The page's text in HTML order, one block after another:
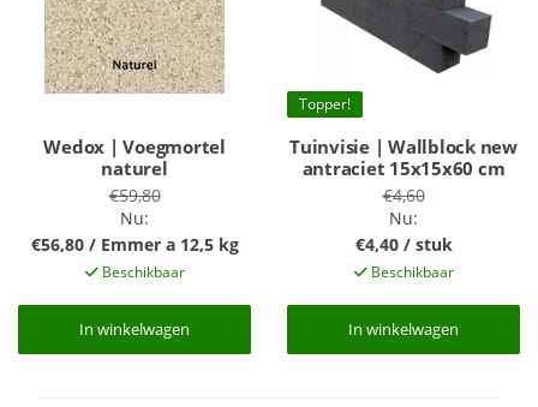
Wedox | Voegmortel
naturel
€59,80
Nu:
€56,80 / Emmer a 12,5 kg
Beschikbaar
In winkelwagen
In winkelwagen
Topper!
Tuinvisie | Wallblock new
antraciet 15x15x60 cm
€4,60
Nu:
€4,40 / stuk
Beschikbaar
In winkelwagen
In winkelwagen